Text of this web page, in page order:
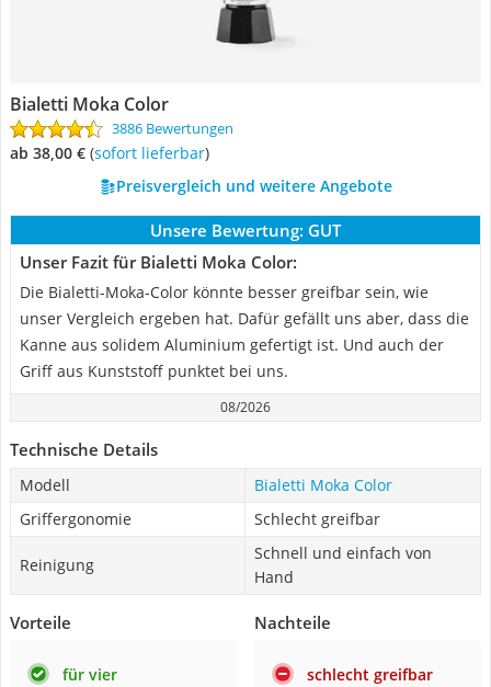
Bialetti Moka Color
3886 Bewertungen
ab 38,00 € ( Sofort lieferbar)
Preisvergleich und weitere Angebote
Unsere Bewertung: GUT
Unser Fazit für Bialetti Moka Color:
Die Bialetti-Moka-Color könnte besser greifbar sein, wie
unser Vergleich ergeben hat. Dafür gefällt uns aber, dass die
Kanne aus solidem Aluminium gefertigt ist. Und auch der
Griff aus Kunststoff punktet bei uns.
08/2026
Technische Details
Modell
Bialetti Moka Color
Griffergonomie
Schlecht greifbar
Reinigung
Schnell und einfach von
Hand
Vorteile
für vier
Nachteile
schlecht greifbar